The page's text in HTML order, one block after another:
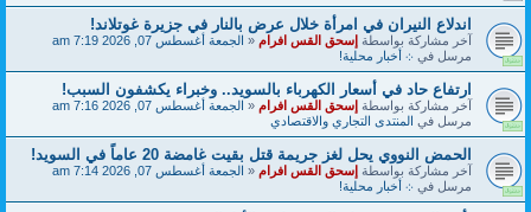
اندلاع النيران في امرأة خلال عرض بالنار في جزيرة غوتلاند!
آخر مشاركة بواسطةإسحق القس افرام«الجمعة أغسطس 07, 2026 7:19 am
مرسل في܀ أخبار محلية!
ارتفاع حاد في أسعار الكهرباء بالسويد.. وخبراء يكشفون السبب!
آخر مشاركة بواسطةإسحق القس افرام«الجمعة أغسطس 07, 2026 7:16 am
مرسل فيالمنتدى التجاري والاقتصادي
الحمض النووي يحل لغز جريمة قتل بقيت غامضة 20 عاماً في السويد!
آخر مشاركة بواسطةإسحق القس افرام«الجمعة أغسطس 07, 2026 7:14 am
مرسل في܀ أخبار محلية!